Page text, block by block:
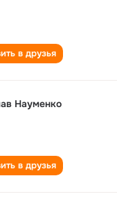
в друзья
Науменко
в друзья